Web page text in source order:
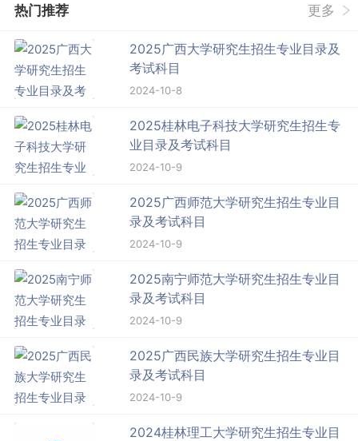
热门推荐 更多
2025广西大学研究生招生专业目录及
考试科目
2024-10-8
2025桂林电子科技大学研究生招生专
业目录及考试科目
2024-10-9
2025广西师范大学研究生招生专业目
录及考试科目
2024-10-9
2025南宁师范大学研究生招生专业目
录及考试科目
2024-10-9
2025广西民族大学研究生招生专业目
录及考试科目
2024-10-9
2024桂林理工大学研究生招生专业目